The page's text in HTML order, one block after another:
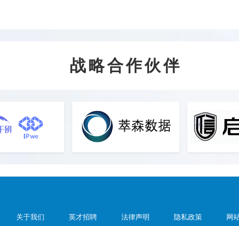
战略合作伙伴
关于我们 英才招聘 法律声明 隐私政策 网